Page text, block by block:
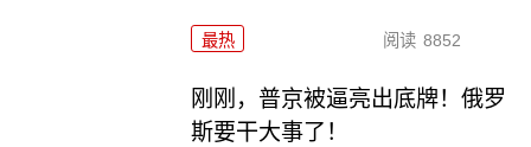
最热 阅读 8852
刚刚，普京被逼亮出底牌！俄罗
斯要干大事了！